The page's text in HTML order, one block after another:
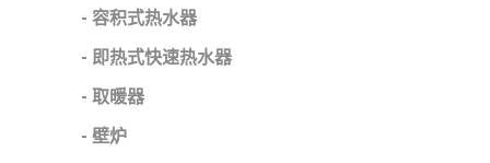
- 容积式热水器
- 即热式快速热水器
- 取暖器
- 壁炉